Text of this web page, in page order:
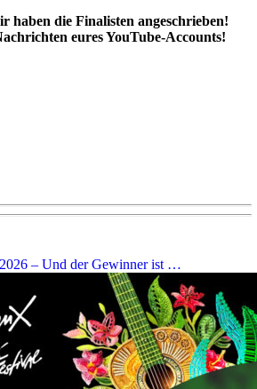
haben die Finalisten angeschrieben!
eures YouTube-Accounts!
– Und der Gewinner ist …